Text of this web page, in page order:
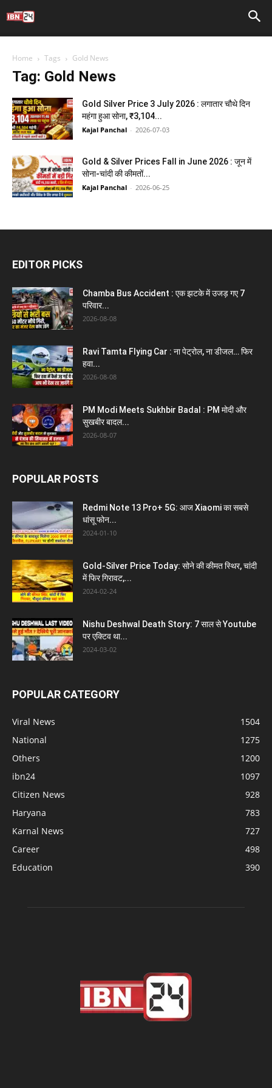
Home Tags Gold News
Tag: Gold News
Gold Silver Price 3 July 2026 : लगातार चौथे दिन
महंगा हुआ सोना, ₹3,104...
Kajal Panchal - 2026-07-03
Gold & Silver Prices Fall in June 2026 : जून में
सोना-चांदी की कीमतों...
Kajal Panchal - 2026-06-25
EDITOR PICKS
Chamba Bus Accident : एक झटके में उजड़ गए 7
परिवार...
2026-08-08
Ravi Tamta Flying Car : ना पेट्रोल, ना डीजल… फिर
हवा...
2026-08-08
PM Modi Meets Sukhbir Badal : PM मोदी और
सुखबीर बादल...
2026-08-07
POPULAR POSTS
Redmi Note 13 Pro+ 5G: आज Xiaomi का सबसे
धांसू फोन...
2024-01-10
Gold-Silver Price Today: सोने की कीमत स्थिर, चांदी
में फिर गिरावट,...
2024-02-24
Nishu Deshwal Death Story: 7 साल से Youtube
पर एक्टिव था...
2024-03-02
POPULAR CATEGORY
Viral News
1504
National
1275
Others
1200
ibn24
1097
Citizen News
928
Haryana
783
Karnal News
727
Career
498
Education
390